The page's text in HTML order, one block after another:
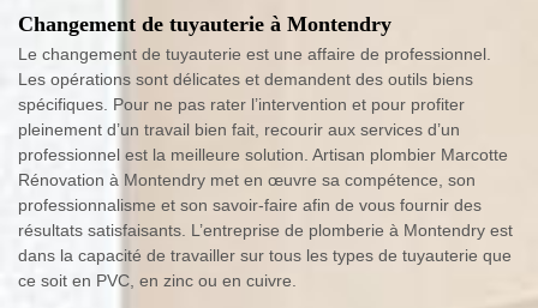
Changement de tuyauterie à Montendry
Le changement de tuyauterie est une affaire de professionnel.
Les opérations sont délicates et demandent des outils biens
spécifiques. Pour ne pas rater l’intervention et pour profiter
pleinement d’un travail bien fait, recourir aux services d’un
professionnel est la meilleure solution. Artisan plombier Marcotte
Rénovation à Montendry met en œuvre sa compétence, son
professionnalisme et son savoir-faire afin de vous fournir des
résultats satisfaisants. L’entreprise de plomberie à Montendry est
dans la capacité de travailler sur tous les types de tuyauterie que
ce soit en PVC, en zinc ou en cuivre.